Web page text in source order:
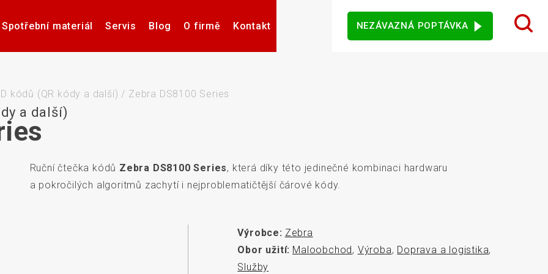
Spotřební materiál Servis Blog O firmě Kontakt
Aplikátory etiket Systémy strojového vidění Senzory
Interaktivní kiosky
NEZÁVAZNÁ POPTÁVKA
kódů (QR kódy a další) / Zebra DS8100 Series
a další)
Ruční čtečka kódů Zebra DS8100 Series, která díky této jedinečné kombinaci hardwaru
a pokročilých algoritmů zachytí i nejproblematičtější čárové kódy.
Výrobce: Zebra
Obor užití: Maloobchod , Výroba, Doprava a logistika,
Služby